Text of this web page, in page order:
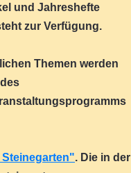
und Jahreshefte
zur Verfügung.
Themen werden
. Die in der